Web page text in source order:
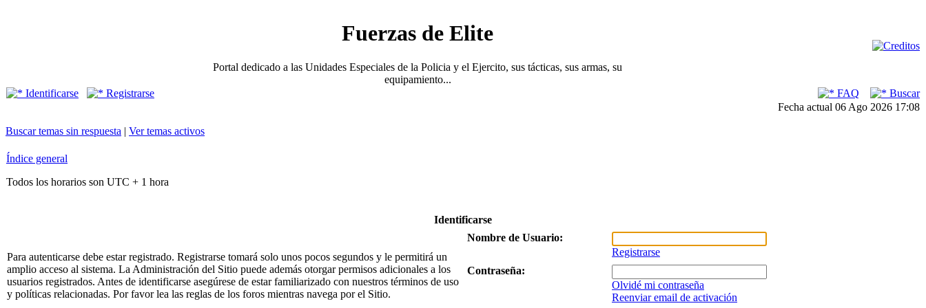
Fuerzas de Elite
Portal dedicado a las Unidades Especiales de la Policia y el Ejercito, sus tácticas, sus armas, su
equipamiento...
Identificarse
Registrarse FAQ
Buscar
Fecha actual 06 Ago 2026 17:08
Buscar temas sin respuesta | Ver temas activos
Índice general
Todos los horarios son UTC + 1 hora
Identificarse
Para autenticarse debe estar registrado. Registrarse tomará solo unos pocos segundos y le permitirá un
amplio acceso al sistema. La Administración del Sitio puede además otorgar permisos adicionales a los
usuarios registrados. Antes de identificarse asegúrese de estar familiarizado con nuestros términos de uso
y políticas relacionadas. Por favor lea las reglas de los foros mientras navega por el Sitio.
Nombre de Usuario:
Registrarse
Contraseña:
Olvidé mi contraseña
Reenviar email de activación